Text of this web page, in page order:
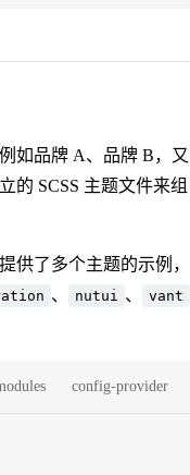
如品牌 A、品牌 B，
的 SCSS 主题文件来组
供了多个主题的示例
、 nutui 、
vant
config-provider